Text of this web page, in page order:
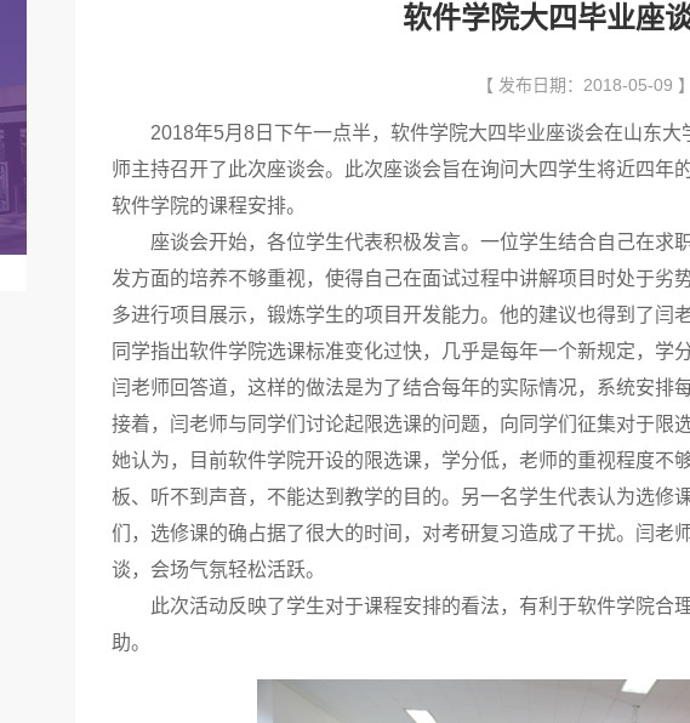
软件学院大四毕业座
【 发布日期：2018-05-09
2018年5月 8 日下午一点半，软件学院大四毕业座谈会在山东
师主持召开了此次座谈会。此次座谈会旨在询问大四学生将近四年
软件学院的课程安排。
座谈会开始，各位学生代表积极发言。一位学生结合自己在求
发方面的培养不够重视，使得自己在面试过程中讲解项目时处于劣
多进行项目展示，锻炼学生的项目开发能力。他的建议也得到了闫
同学指出软件学院选课标准变化过快，几乎是每年一个新规定，
闫老师回答道，这样的做法是为了结合每年的实际情况，系统安排
接着，闫老师与同学们讨论起限选课的问题，向同学们征集对于限
她认为，目前软件学院开设的限选课，学分低，老师的重视程度不
板、听不到声音，不能达到教学的目的。另一名学生代表认为选修
们，选修课的确占据了很大的时间，对考研复习造成了干扰。闫老
谈，会场气氛轻松活跃。
此次活动反映了学生对于课程安排的看法，有利于软件学院合
助。